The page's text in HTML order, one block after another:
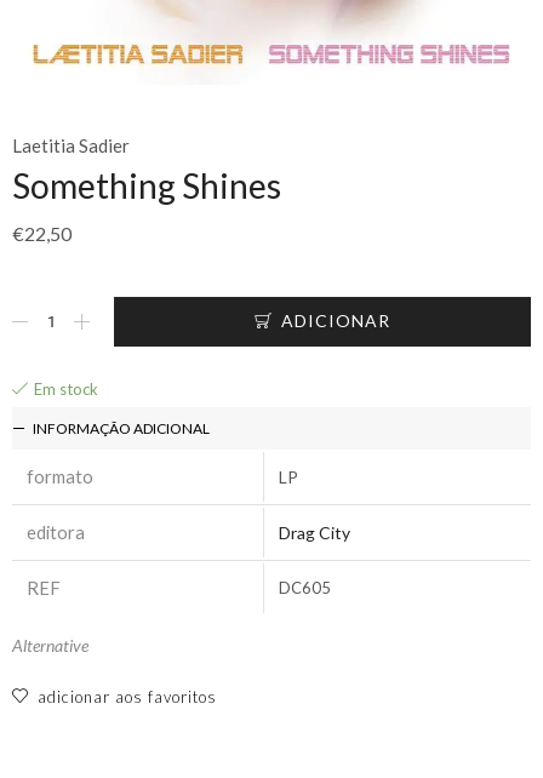
Laetitia Sadier
Something Shines
€22,50
ADICIONAR
Em stock
INFORMAÇÃO ADICIONAL
formato LP
editora Drag City
REF DC605
Alternative
adicionar aos favoritos